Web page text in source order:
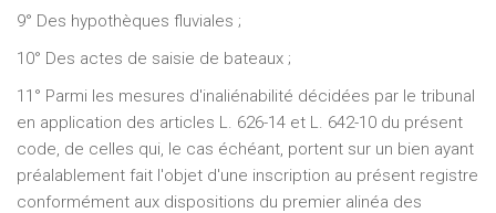
9° Des hypothèques fluviales ;
10° Des actes de saisie de bateaux ;
11° Parmi les mesures d'inaliénabilité décidées par le tribunal
en application des articles L. 626-14 et L. 642-10 du présent
code, de celles qui, le cas échéant, portent sur un bien ayant
préalablement fait l'objet d'une inscription au présent registre
conformément aux dispositions du premier alinéa des